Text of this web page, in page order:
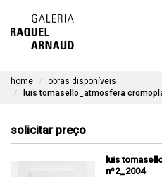
home
obras disponíveis
luis tomasello_atmosfera
solicitar preço
luis
nº2_2004